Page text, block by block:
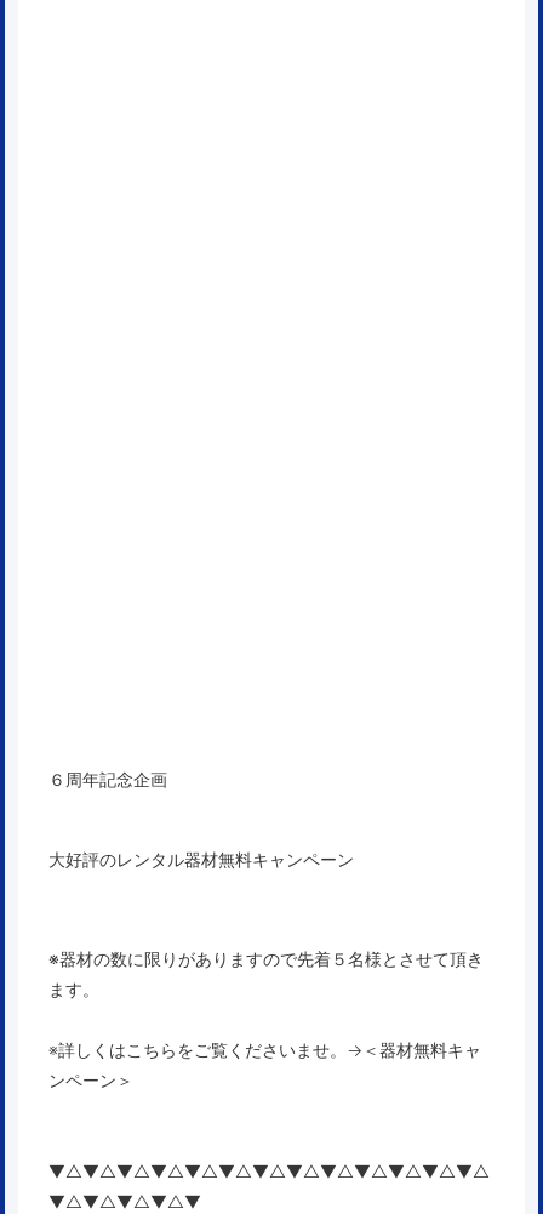
６周年記念企画
大好評のレンタル器材無料キャンペーン
※器材の数に限りがありますので先着５名様とさせて頂き
ます。
※詳しくはこちらをご覧くださいませ。→ ＜器材無料キャ
ンペーン＞
▼△▼△▼△▼△▼△▼△▼△▼△▼△▼△▼△▼△▼△
▼△▼△▼△▼△▼